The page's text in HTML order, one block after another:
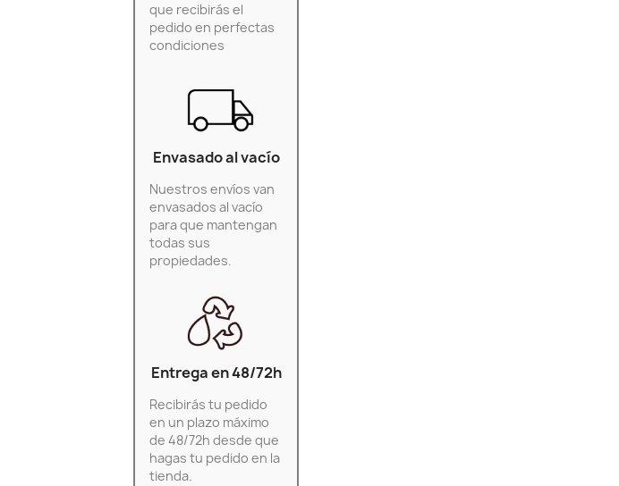
que recibirás el
pedido en perfectas
condiciones
Envasado al vacío
Nuestros envíos van
envasados al vacío
para que mantengan
todas sus
propiedades.
Entrega en 48/72h
Recibirás tu pedido
en un plazo máximo
de 48/72h desde que
hagas tu pedido en la
tienda.